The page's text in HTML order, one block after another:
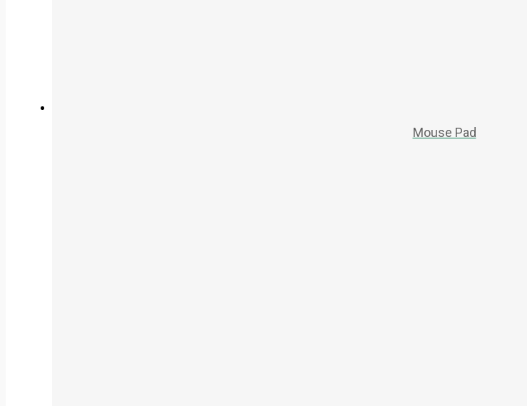
Mouse Pad